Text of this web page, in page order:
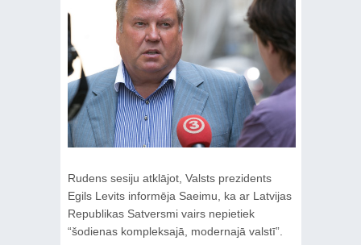
Rudens sesiju atklājot, Valsts prezidents
Egils Levits informēja Saeimu, ka ar Latvijas
Republikas Satversmi vairs nepietiek
“šodienas kompleksajā, modernajā valstī”.